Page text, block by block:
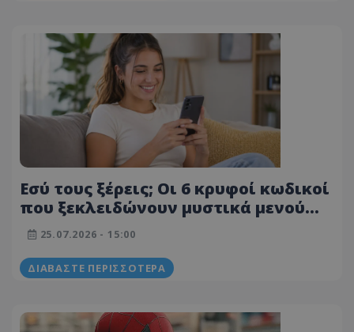
Εσύ τους ξέρεις; Οι 6 κρυφοί κωδικοί
που ξεκλειδώνουν μυστικά μενού
στο κινητό σου
25.07.2026 - 15:00
ΔΙΑΒΆΣΤΕ ΠΕΡΙΣΣΌΤΕΡΑ